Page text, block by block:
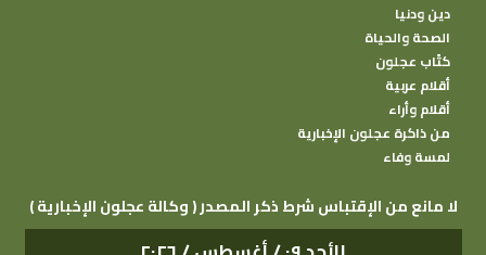
دين ودنيا
الصحة والحياة
كتًاب عجلون
أقلام عربية
أقلام وأراء
من ذاكرة عجلون الإخبارية
لمسة وفاء
( وكالة عجلون الإخبارية ) لا مانع من الإقتباس شرط ذكر المصدر